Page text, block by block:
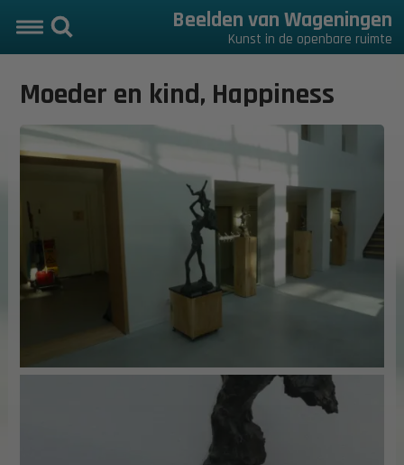
Beelden van Wageningen
Kunst in de openbare ruimte
Moeder en kind, Happiness